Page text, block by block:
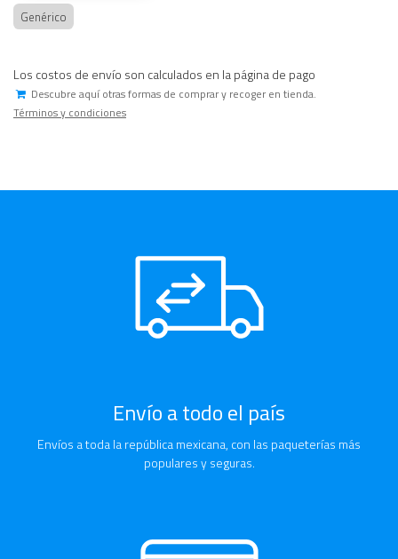
Genérico
Los costos de envío son calculados en la página de pago
Descubre aquí otras formas de comprar y recoger en tienda.
Términos y condiciones
Envío a todo el país
Envíos a toda la república mexicana, con las paqueterías más
populares y seguras.